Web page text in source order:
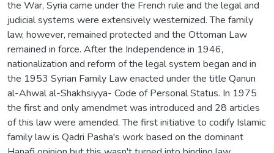
the War, Syria came under the French rule and the legal and
judicial systems were extensively westernized. The family
law, however, remained protected and the Ottoman Law
remained in force. After the Independence in 1946,
nationalization and reform of the legal system began and in
the 1953 Syrian Family Law enacted under the title Qanun
al-Ahwal al-Shakhsiyya- Code of Personal Status. In 1975
the first and only amendmet was introduced and 28 articles
of this law were amended. The first initiative to codify Islamic
family law is Qadri Pasha's work based on the dominant